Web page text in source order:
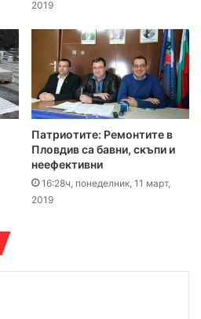
2019
Патриотите: Ремонтите в
Пловдив са бавни, скъпи и
неефективни
16:28ч, понеделник, 11 март,
2019